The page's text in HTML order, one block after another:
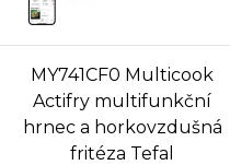
MY741CF0 Multicook
Actifry multifunkční
hrnec a horkovzdušná
fritéza Tefal